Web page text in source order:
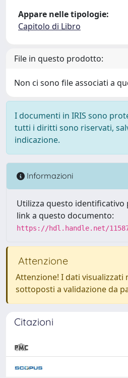
Appare nelle tipologie:
Capitolo di Libro
File in questo prodotto:
Non ci sono file associati a
I documenti in IRIS sono
tutti i diritti sono riservati,
indicazione.
Informazioni
Utilizza questo identificativo
link a questo documento:
https://hdl.handle.net/
Attenzione
Attenzione! I dati visualizzati
sottoposti a validazione da
Citazioni